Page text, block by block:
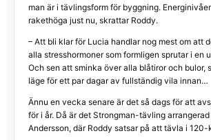
man är i tävlingsform för byggning.
rakethöga just nu, skrattar Roddy.
– Att bli klar för Lucia handlar nog mest om att
alla stresshormoner som formligen sprutar i en
Och sen att sminka över alla blåtiror och bulor,
läge för ett par dagar av fullständig vila innan…
Ännu en vecka senare är det så dags för att
för i år. Då är det Strongman-tävling
Andersson, där Roddy satsar på att tävla i 120-